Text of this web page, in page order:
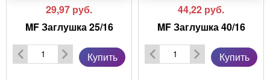
29,97 руб.
MF Заглушка 25/16
Купить
44,22 руб.
MF Заглушка 40/16
Купить